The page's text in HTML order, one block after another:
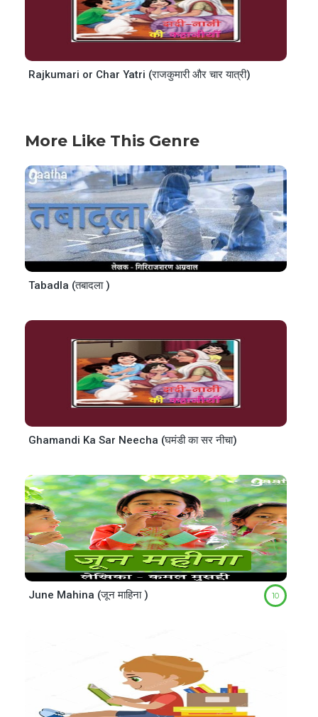
Rajkumari or Char Yatri (राजकुमारी और चार यात्री)
More Like This Genre
Tabadla (तबादला )
Ghamandi Ka Sar Neecha (घमंडी का सर नीचा)
June Mahina (जून माहिना ) 10